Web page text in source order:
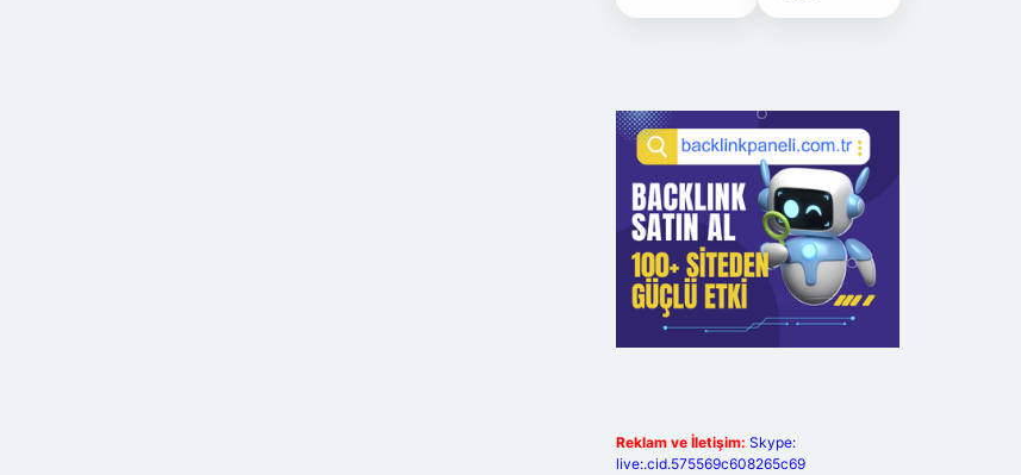
Reklam ve İletişim: Skype:
live:.cid.575569c608265c69